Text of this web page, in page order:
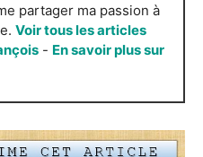
partager ma passion à
Voir tous les articles
- En savoir plus sur